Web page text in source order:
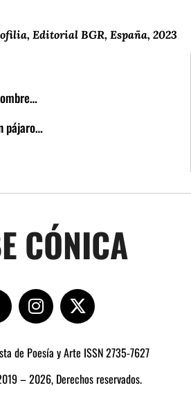
pájaro…
Editorial BGR, España, 2023
CÓNICA
de Poesía y Arte ISSN 2735-7627
– 2026, Derechos reservados.